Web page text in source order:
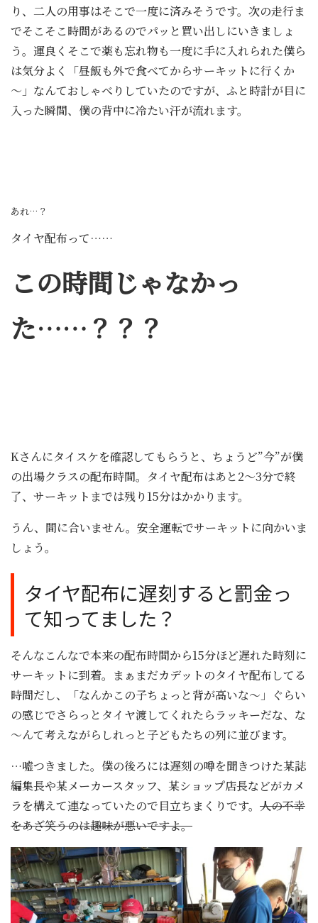
り、二人の用事はそこで一度に済みそうです。次の走行ま
でそこそこ時間があるのでパッと買い出しにいきましょ
う。運良くそこで薬も忘れ物も一度に手に入れられた僕ら
は気分よく「昼飯も外で食べてからサーキットに行くか
～」なんておしゃべりしていたのですが、ふと時計が目に
入った瞬間、僕の背中に冷たい汗が流れます。
あれ…？
タイヤ配布って……
この時間じゃなかっ
た……？？？
Kさんにタイスケを確認してもらうと、ちょうど”今”が僕
の出場クラスの配布時間。タイヤ配布はあと2～3分で終
了、サーキットまでは残り15分はかかります。
うん、間に合いません。安全運転でサーキットに向かいま
しょう。
タイヤ配布に遅刻すると罰金っ
て知ってました？
そんなこんなで本来の配布時間から15分ほど遅れた時刻に
サーキットに到着。まぁまだカデットのタイヤ配布してる
時間だし、「なんかこの子ちょっと背が高いな～」ぐらい
の感じでさらっとタイヤ渡してくれたらラッキーだな、な
～んて考えながらしれっと子どもたちの列に並びます。
…嘘つきました。僕の後ろには遅刻の噂を聞きつけた某誌
編集長や某メーカースタッフ、某ショップ店長などがカメ
ラを構えて連なっていたので目立ちまくりです。 人の不幸
をあざ笑うのは趣味が悪いですよ。